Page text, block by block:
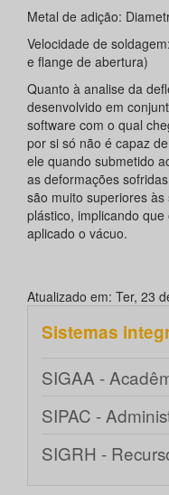
Metal de adição:
Velocidade de
e flange de abertura)
Quanto à analise da
desenvolvido em
software com o qual
por si só não é capaz
ele quando submetido
as deformações
são muito superiores
plástico, implicando
aplicado o vácuo.
Atualizado em: Ter, 23
Sistemas
SIGAA -
SIPAC -
SIGRH -